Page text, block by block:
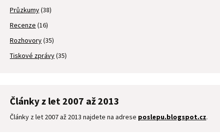
Průzkumy(38)
Recenze (16)
Rozhovory(35)
Tiskové zprávy(35)
Články z let 2007 až 2013
Články z let 2007 až 2013 najdete na adrese poslepu.blogspot.cz.